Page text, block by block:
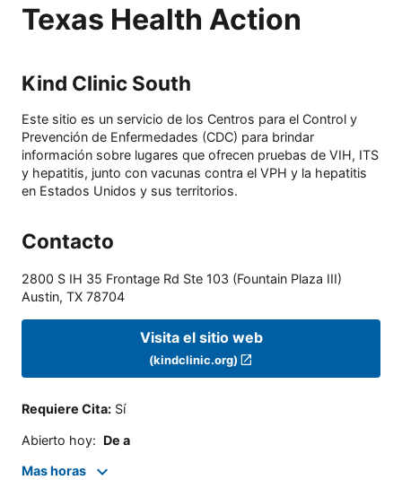
Texas Health Action
Kind Clinic South
Este sitio es un servicio de los Centros para el Control y
Prevención de Enfermedades (CDC) para brindar
información sobre lugares que ofrecen pruebas de VIH, ITS
y hepatitis, junto con vacunas contra el VPH y la hepatitis
en Estados Unidos y sus territorios.
Contacto
2800 S IH 35 Frontage Rd Ste 103 (Fountain Plaza III)
Austin, TX 78704
Visita el sitio web
(kindclinic.org)
Requiere Cita: Sí
Abierto hoy: De a
Mas horas